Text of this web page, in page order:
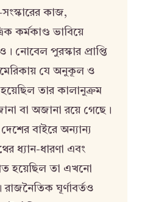
কাজ,
কর্মকাণ্ড ভাবিয়ে
নোবেল পুরস্কার প্রাপ্তি
যে অনুকূল ও
হয়েছিল তার কালানুক্রম
বা অজানা রয়ে গেছে।
বাইরে অন্যান্য
ধ্যান-ধারণা এবং
হয়েছিল তা এখনো
রাজনৈতিক ঘূর্ণাবর্তও